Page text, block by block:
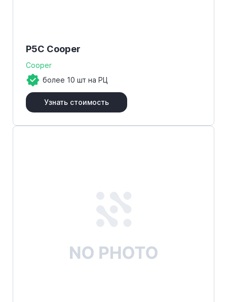
P5C Cooper
Cooper
более 10 шт на РЦ
Узнать стоимость